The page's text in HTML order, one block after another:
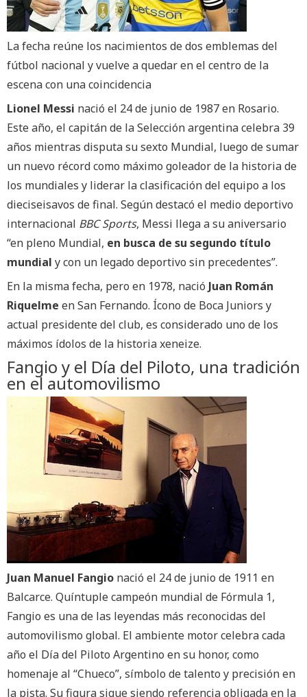
La fecha reúne los nacimientos de dos emblemas del
fútbol nacional y vuelve a quedar en el centro de la
escena con una coincidencia
Lionel Messi nació el 24 de junio de 1987 en Rosario.
Este año, el capitán de la Selección argentina celebra 39
años mientras disputa su sexto Mundial, luego de sumar
un nuevo récord como máximo goleador de la historia de
los mundiales y liderar la clasificación del equipo a los
dieciseisavos de final. Según destacó el medio deportivo
internacional BBC Sports, Messi llega a su aniversario
“en pleno Mundial, en busca de su segundo título
mundial y con un legado deportivo sin precedentes”.
En la misma fecha, pero en 1978, nació Juan Román
Riquelme en San Fernando. Ícono de Boca Juniors y
actual presidente del club, es considerado uno de los
máximos ídolos de la historia xeneize.
Fangio y el Día del Piloto, una tradición
en el automovilismo
Juan Manuel Fangio nació el 24 de junio de 1911 en
Balcarce. Quíntuple campeón mundial de Fórmula 1,
Fangio es una de las leyendas más reconocidas del
automovilismo global. El ambiente motor celebra cada
año el Día del Piloto Argentino en su honor, como
homenaje al “Chueco”, símbolo de talento y precisión en
la pista. Su figura sigue siendo referencia obligada en la